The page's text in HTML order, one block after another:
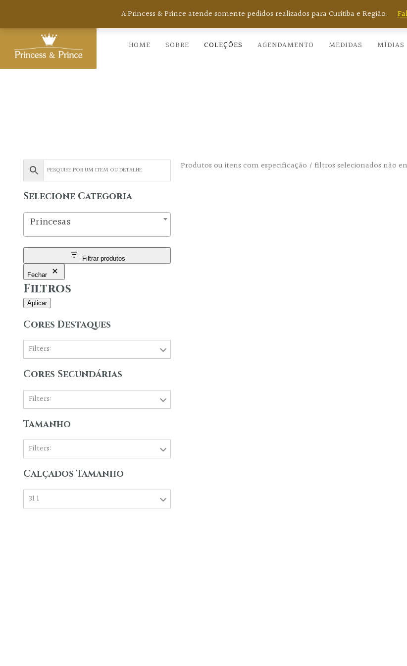
A Princess & Prince atende somente pedidos realizados para Curitiba e Região.
Rua Celestino Junior, 175 – Bairro São Francisco – Curitiba | Paraná Curitiba | PR: (41) 9.9632-5676
HOME SOBRE COLEÇÕES AGENDAMENTO MEDIDAS MÍDIAS
Selecione Categoria
Princesas
Filtrar produtos
Fechar
Filtros
Aplicar
Cores Destaques
Filters:
Cores Secundárias
Filters:
Tamanho
Filters:
Calçados Tamanho
31 1
Produtos ou itens com especificação / filtros selecionados não